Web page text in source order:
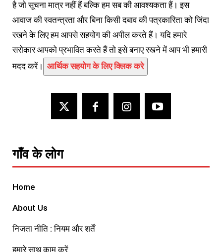
है जो सूचना मात्र नहीं हैं बल्कि हम सब की आवश्यकता हैं। इस
आवाज की स्वतन्त्रता और बिना किसी दबाव की पत्रकारिता को जिंदा
रखने के लिए हम आपसे सहयोग की अपील करते हैं। यदि हमारे
सरोकार आपको प्रभावित करते हैं तो इसे बनाए रखने में आप भी हमारी
मदद करें। आर्थिक सहयोग के लिए क्लिक करे
गाँव के लोग
Home
About Us
निजता नीति : नियम और शर्तें
हमारे साथ काम करें